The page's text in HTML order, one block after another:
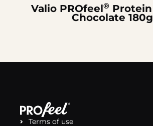
Valio PROfeel®Protein
Chocolate 180g
Terms of use